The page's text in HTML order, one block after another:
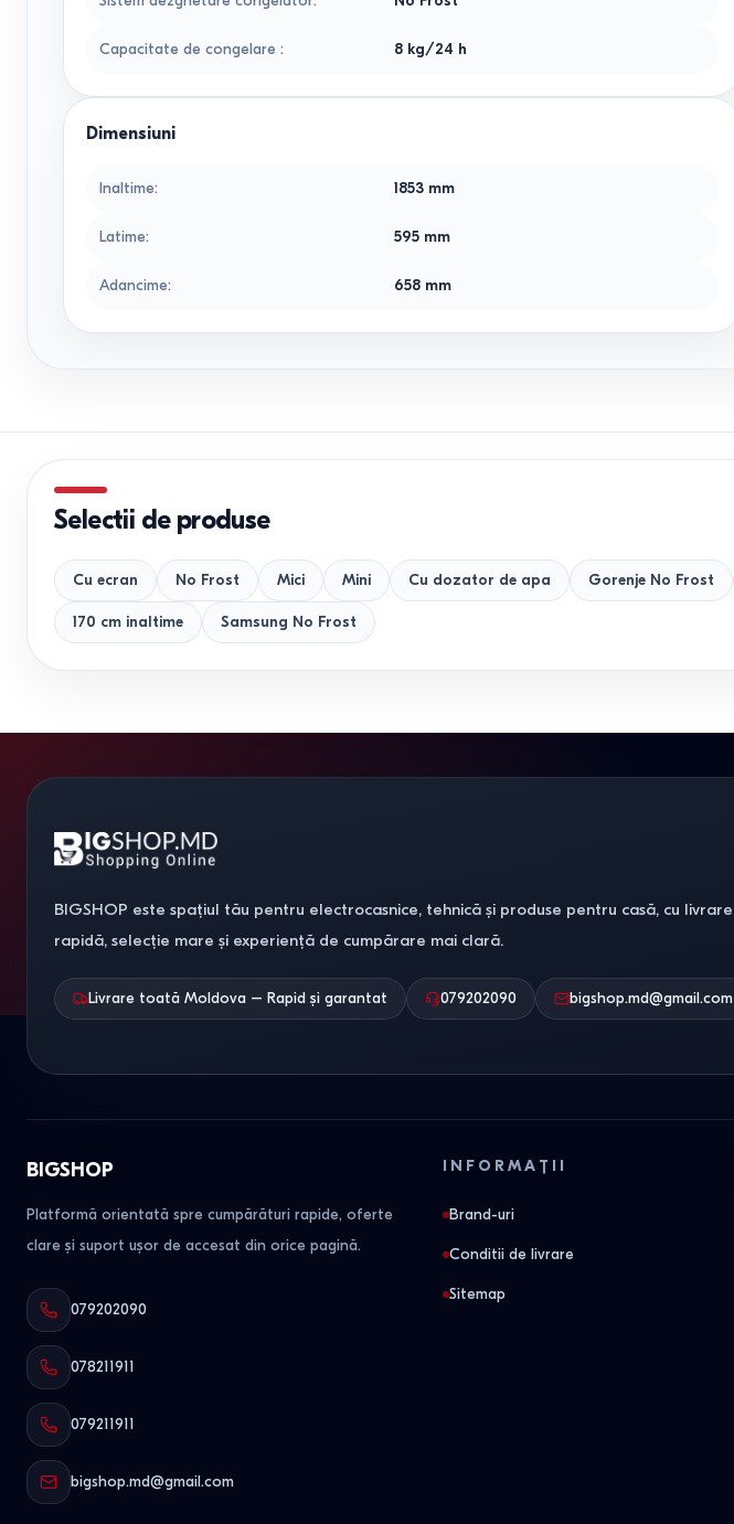
Capacitate de congelare : 8 kg/24 h
Dimensiuni
Inaltime: 1853 mm
Latime: 595 mm
Adancime: 658 mm
Selectii de produse
Cu ecran No Frost Mici Mini Cu dozator de apa Gorenje No Frost
170 cm inaltime Samsung No Frost
BIGSHOP este spațiul tău pentru electrocasnice, tehnică și produse pentru casă, cu livrare
rapidă, selecție mare și experiență de cumpărare mai clară.
Livrare toată Moldova – Rapid și garantat 079202090 bigshop.md@gmail.com
BIGSHOP
Platformă orientată spre cumpărături rapide, oferte
clare și suport ușor de accesat din orice pagină.
079202090
078211911
079211911
bigshop.md@gmail.com
INFORMAȚII
Brand-uri
Conditii de livrare
Sitemap